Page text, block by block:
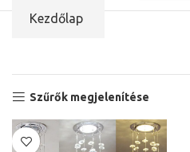
Kezdőlap
Szűrők megjelenítése